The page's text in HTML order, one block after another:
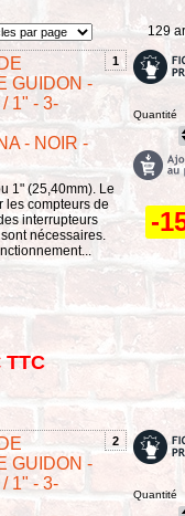
129
1
GUIDON -
1" - 3-
- NOIR -
1" (25,40mm). Le
les compteurs de
interrupteurs
nécessaires.
TTC
Quantité
-
2
GUIDON -
1" - 3-
Quantité